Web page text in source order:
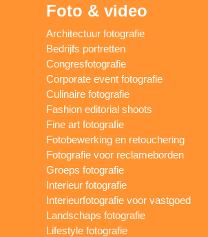
Foto & video
Architectuur fotografie
Bedrijfs portretten
Congresfotografie
Corporate event fotografie
Culinaire fotografie
Fashion editorial shoots
Fine art fotografie
Fotobewerking en retouchering
Fotografie voor reclameborden
Groeps fotografie
Interieur fotografie
Interieurfotografie voor vastgoed
Landschaps fotografie
Lifestyle fotografie